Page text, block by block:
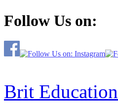
Follow Us on:
Brit